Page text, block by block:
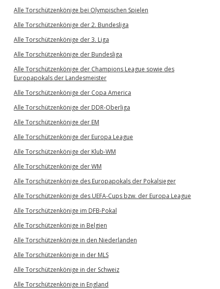
Alle Torschützenkönige bei Olympischen Spielen
Alle Torschützenkönige der 2. Bundesliga
Alle Torschützenkönige der 3. Liga
Alle Torschützenkönige der Bundesliga
Alle Torschützenkönige der Champions League sowie des
Europapokals der Landesmeister
Alle Torschützenkönige der Copa America
Alle Torschützenkönige der DDR-Oberliga
Alle Torschützenkönige der EM
Alle Torschützenkönige der Europa League
Alle Torschützenkönige der Klub-WM
Alle Torschützenkönige der WM
Alle Torschützenkönige des Europapokals der Pokalsieger
Alle Torschützenkönige des UEFA-Cups bzw. der Europa League
Alle Torschützenkönige im DFB-Pokal
Alle Torschützenkönige in Belgien
Alle Torschützenkönige in den Niederlanden
Alle Torschützenkönige in der MLS
Alle Torschützenkönige in der Schweiz
Alle Torschützenkönige in England